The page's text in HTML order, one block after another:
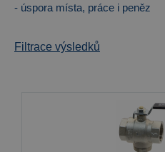
- úspora místa, práce i peněz
Filtrace výsledků